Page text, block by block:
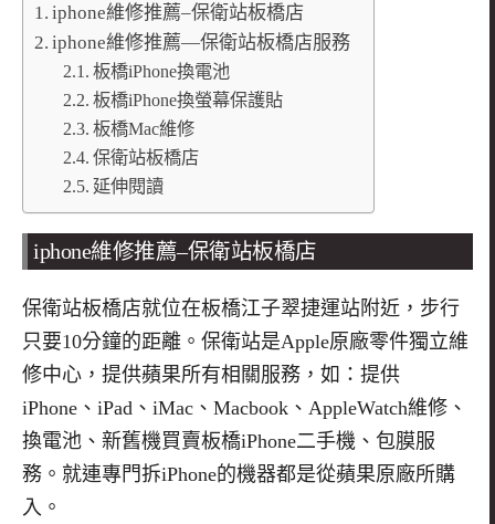
iphone維修推薦–保衛站板橋店
iphone維修推薦—保衛站板橋店服務
板橋iPhone換電池
板橋iPhone換螢幕保護貼
板橋Mac維修
保衛站板橋店
延伸閱讀
iphone維修推薦–保衛站板橋店
保衛站板橋店就位在板橋江子翠捷運站附近，步行
只要10分鐘的距離。保衛站是Apple原廠零件獨立維
修中心，提供蘋果所有相關服務，如：提供
iPhone 、 iPad 、 iMac 、 Macbook 、 AppleWatch維修、
換電池、新舊機買賣板橋iPhone二手機 、包膜服
務。就連專門拆iPhone的機器都是從蘋果原廠所購
入。